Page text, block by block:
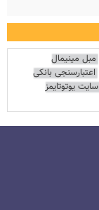
مبل مینیمال
اعتبارسنجی بانکی
سایت یوتوتایمز